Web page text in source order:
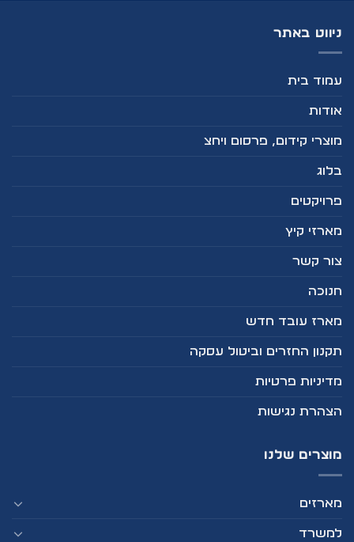
ניווט באתר
עמוד בית
אודות
מוצרי קידום, פרסום ויחצ
בלוג
פרויקטים
מארזי קיץ
צור קשר
חנוכה
מארז עובד חדש
תקנון החזרים וביטול עסקה
מדיניות פרטיות
הצהרת נגישות
מוצרים שלנו
מארזים
למשרד